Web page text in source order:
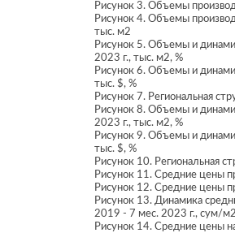
Рисунок 3. Объемы
Рисунок 4. Объемы
тыс. м2
Рисунок 5. Объемы и
2023 г., тыс. м2, %
Рисунок 6. Объемы и
тыс. $, %
Рисунок 7. Региональная
Рисунок 8. Объемы и
2023 г., тыс. м2, %
Рисунок 9. Объемы и
тыс. $, %
Рисунок 10. Региональная
Рисунок 11. Средние цены
Рисунок 12. Средние цены
Рисунок 13. Динамика
2019 - 7 мес. 2023 г., сум/
Рисунок 14. Средние цены